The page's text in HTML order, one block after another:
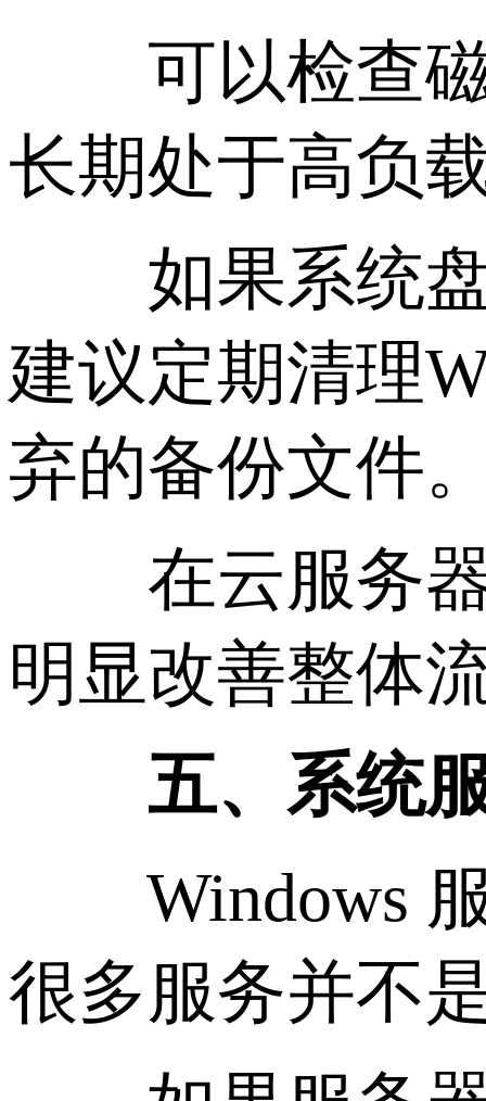
可以检查磁
长期处于高负
如果系统盘
建议定期清理
弃的备份文件
在云服务器
明显改善整体
五、系统服
Windows 服
很多服务并不